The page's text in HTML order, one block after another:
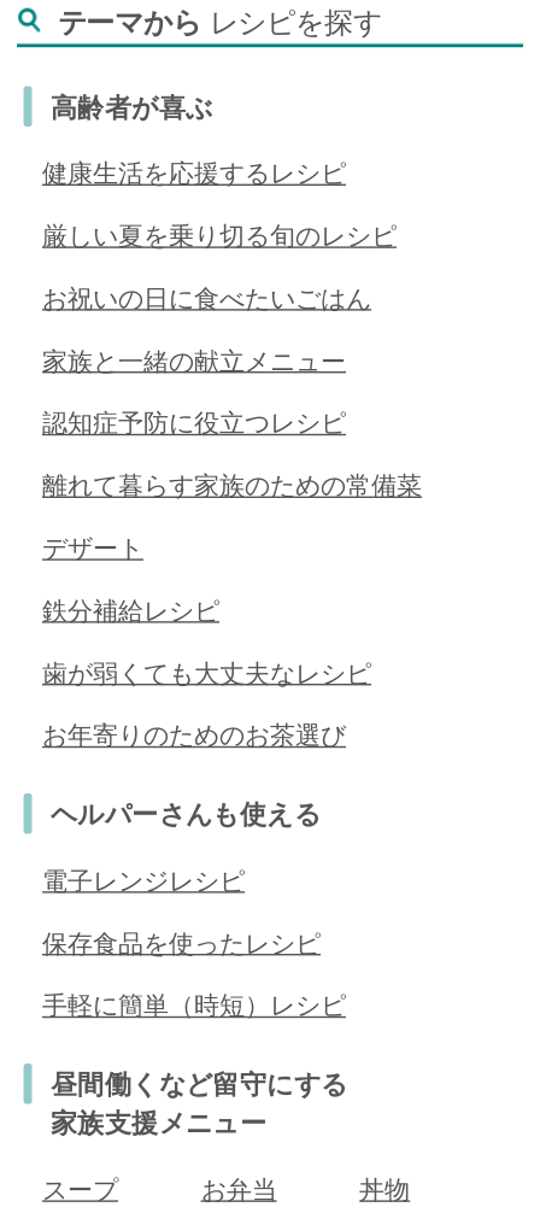
テーマから レシピを探す
高齢者が喜ぶ
健康生活を応援するレシピ
厳しい夏を乗り切る旬のレシピ
お祝いの日に食べたいごはん
家族と一緒の献立メニュー
認知症予防に役立つレシピ
離れて暮らす家族のための常備菜
デザート
鉄分補給レシピ
歯が弱くても大丈夫なレシピ
お年寄りのためのお茶選び
ヘルパーさんも使える
電子レンジレシピ
保存食品を使ったレシピ
手軽に簡単（時短）レシピ
昼間働くなど留守にする
家族支援メニュー
スープ お弁当 丼物